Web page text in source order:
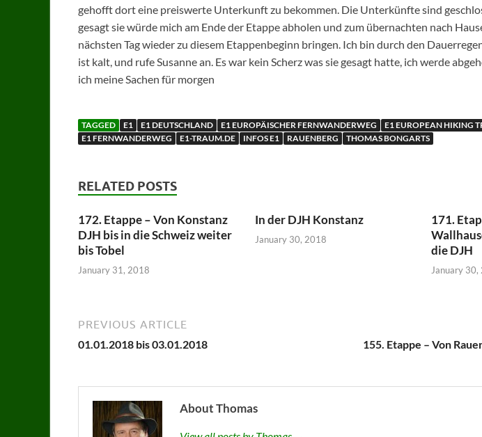
gehofft dort eine preiswerte Unterkunft zu bekommen. Die Unterkünfte sind
gesagt sie würde mich am Ende der Etappe abholen und zum übernachten nach
nächsten Tag wieder zu diesem Etappenbeginn bringen. Ich bin durch den
ist kalt, und rufe Susanne an. Es war kein Scherz was sie gesagt hatte, ich werde
ich meine Sachen für morgen
TAGGED E1 E1 DEUTSCHLAND E1 EUROPÄISCHER FERNWANDERWEG
E1 EUROPEAN HIKING
E1 FERNWANDERWEG
E1-TRAUM.DE INFOS E1 RAUENBERG THOMAS BONGARTS
RELATED POSTS
172. Etappe – Von Konstanz
DJH bis in die Schweiz weiter
bis Tobel
January 31, 2018
In der DJH Konstanz
January 30, 2018
171.
die DJH
January 30,
PREVIOUS ARTICLE
01.01.2018 bis 03.01.2018 155. Etappe – Von
About Thomas